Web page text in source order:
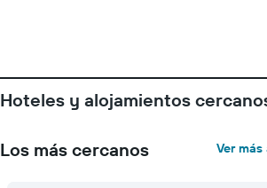
Hoteles y alojamientos
Los más cercanos Ver